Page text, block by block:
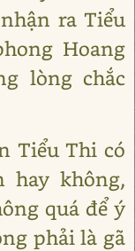
ra Tiểu
Hoang
lòng chắc
Tiểu Thi có
hay không,
quá để ý
phải là gã